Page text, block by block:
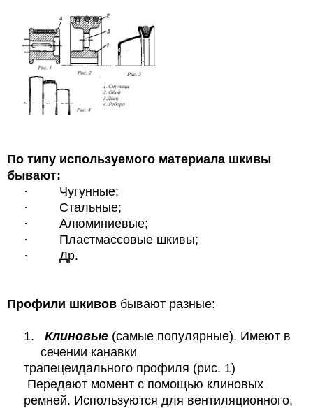
По типу используемого материала шкивы
бывают:
·
Чугунные;
·
Стальные;
·
Алюминиевые;
·
Пластмассовые шкивы;
·
Др.
Профили шкивов бывают разные:
1. Клиновые (самые популярные). Имеют в
сечении канавки
трапецеидального профиля (рис. 1)
Передают момент с помощью клиновых
ремней. Используются для вентиляционного,